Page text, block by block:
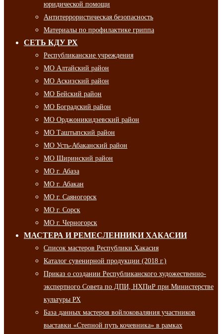
юридической помощи
Антитеррористическая безопасность
Материалы по профилактике гриппа
СЕТЬ КДУ РХ
Республиканские учреждения
МО Алтайский район
МО Аскизский район
МО Бейский район
МО Боградский район
МО Орджоникидзевский район
МО Таштыпский район
МО Усть-Абаканский район
МО Ширинский район
МО г. Абаза
МО г. Абакан
МО г. Саяногорск
МО г. Сорск
МО г. Черногорск
МАСТЕРА И РЕМЕСЛЕННИКИ ХАКАСИИ
Список мастеров Республики Хакасия
Каталог сувенирной продукции (2018 г.)
Приказ о создании Республиканского художественно-
экспертного Совета по ДПИ, НХПиР при Министерстве
культуры РХ
База данных мастеров войлоковаляния участников
выставки «Степной путь кочевника» в рамках